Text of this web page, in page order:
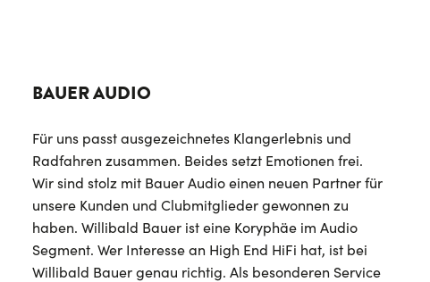
BAUER AUDIO
Für uns passt ausgezeichnetes Klangerlebnis und
Radfahren zusammen. Beides setzt Emotionen frei.
Wir sind stolz mit Bauer Audio einen neuen Partner für
unsere Kunden und Clubmitglieder gewonnen zu
haben. Willibald Bauer ist eine Koryphäe im Audio
Segment. Wer Interesse an High End HiFi hat, ist bei
Willibald Bauer genau richtig. Als besonderen Service